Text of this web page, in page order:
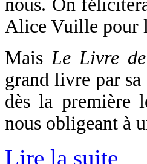
nous. On
Alice Vuille pour
Mais Le Livre
grand livre par
dès la première
nous obligeant à
Lire la suite